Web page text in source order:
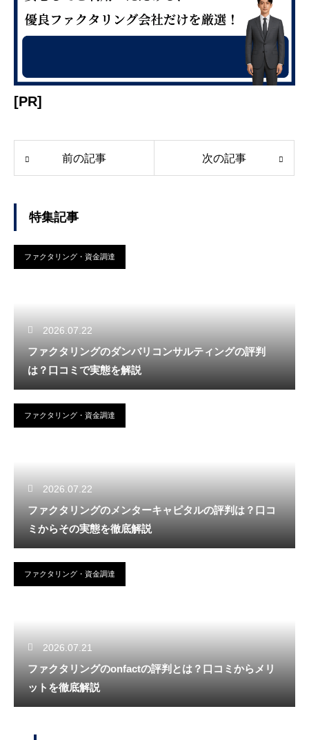
[PR]
前の記事 次の記事
特集記事
ファクタリング・資金調達
2026.07.22
ファクタリングのダンバリコンサルティングの評判
は？口コミで実態を解説
ファクタリング・資金調達
2026.07.22
ファクタリングのメンターキャピタルの評判は？口コ
ミからその実態を徹底解説
ファクタリング・資金調達
2026.07.21
ファクタリングのonfactの評判とは？口コミからメリ
ットを徹底解説